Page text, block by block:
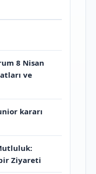
8 Nisan
ve
kararı
Ziyareti